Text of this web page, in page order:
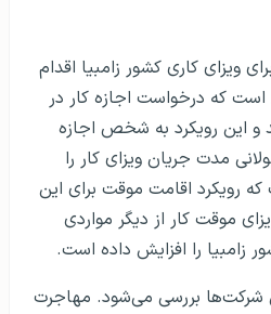
ویزای کاری کشور زامبیا اقدام
که درخواست اجازه کار در
و این رویکرد به شخص اجازه
مدت جریان ویزای کار را
رویکرد اقامت موقت برای این
موقت کار از دیگر مواردی
زامبیا را افزایش داده است.
شرکت‌ها بررسی می‌شود. مهاجرت